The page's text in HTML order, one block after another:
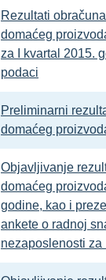
Rezultati
domaćeg
za I kvartal 2015.
podaci
Preliminarni
domaćeg
Objavljivanje
domaćeg
godine, kao i
ankete o radnoj
nezaposlenosti za